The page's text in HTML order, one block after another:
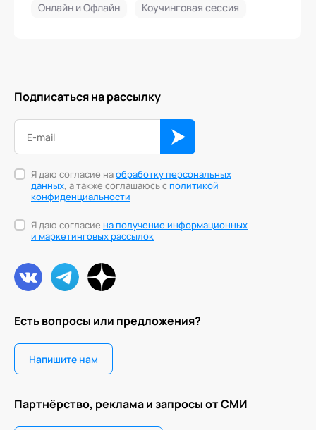
Онлайн и Офлайн Коучинговая сессия
Есть вопросы или предложения?
Напишите нам
Партнёрство, реклама и запросы от СМИ
Подписаться на рассылку
Я даю согласие наобработку персональных
данных, а также соглашаюсь сполитикой
конфиденциальности
Я даю согласие на получение информационных
и маркетинговых рассылок